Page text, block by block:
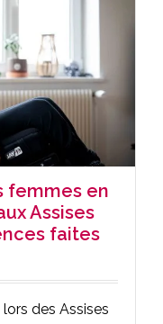
femmes en
Assises
faites
des Assises